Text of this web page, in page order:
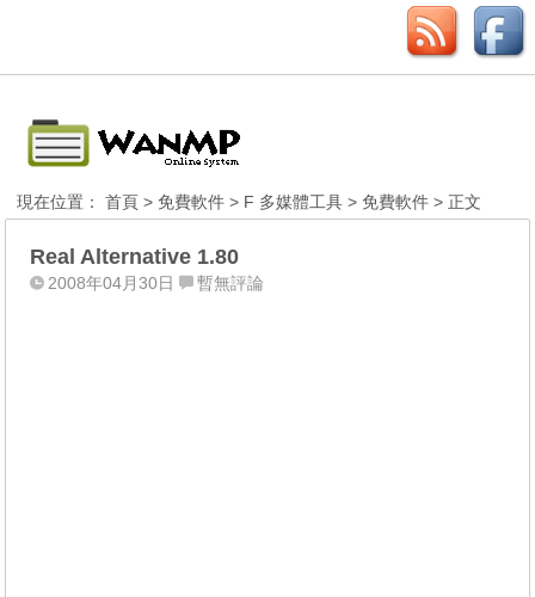
現在位置：首頁 >免費軟件 > F 多媒體工具 >免費軟件 > 正文
Real Alternative 1.80
2008年04月30日 暫無評論